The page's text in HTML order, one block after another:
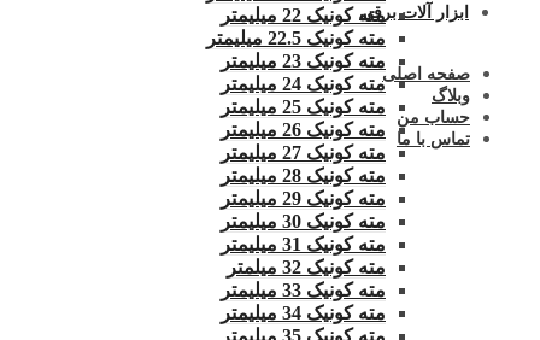
ابزار آلات برقی
صفحه اصلی
وبلاگ
حساب من
تماس با ما
مته کونیک 22 میلیمتر
مته کونیک 22.5 میلیمتر
مته کونیک 23 میلیمتر
مته کونیک 24 میلیمتر
مته کونیک 25 میلیمتر
مته کونیک 26 میلیمتر
مته کونیک 27 میلیمتر
مته کونیک 28 میلیمتر
مته کونیک 29 میلیمتر
مته کونیک 30 میلیمتر
مته کونیک 31 میلیمتر
مته کونیک 32 میلمتر
مته کونیک 33 میلیمتر
مته کونیک 34 میلیمتر
مته کونیک 35 میلیمتر